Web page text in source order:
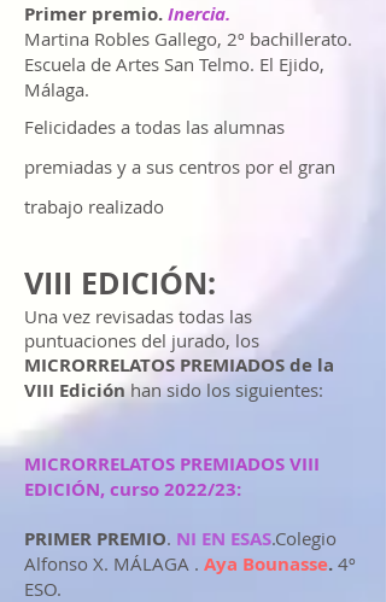
Primer premio.Inercia.
Martina Robles Gallego, 2º bachillerato.
Escuela de Artes San Telmo. El Ejido,
Málaga.
Felicidades a todas las alumnas
premiadas y a sus centros por el gran
trabajo realizado
VIII EDICIÓN:
Una vez revisadas todas las
puntuaciones del jurado, los
MICRORRELATOS PREMIADOS de la
VIII Ediciónhan sido los siguientes:
MICRORRELATOS PREMIADOS VIII
EDICIÓN, curso 2022/23:
PRIMER PREMIO. NI EN ESAS.Colegio
Alfonso X. MÁLAGA . Aya Bounasse. 4º
ESO.